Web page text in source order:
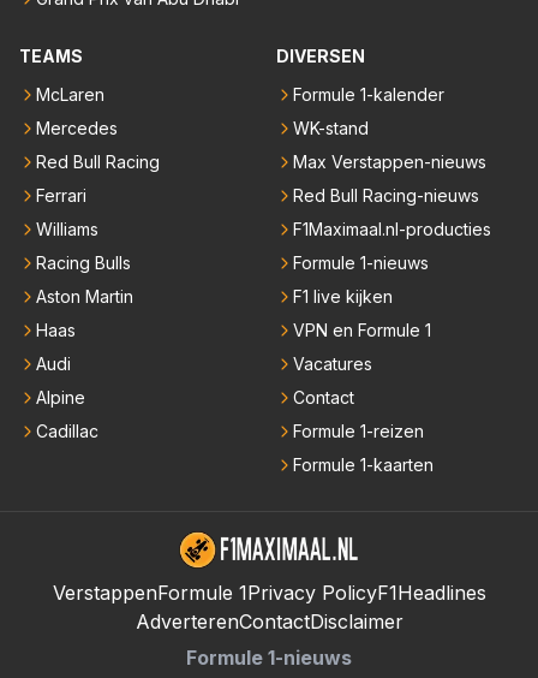
TEAMS
McLaren
Mercedes
Red Bull Racing
Ferrari
Williams
Racing Bulls
Aston Martin
Haas
Audi
Alpine
Cadillac
DIVERSEN
Formule 1-kalender
WK-stand
Max Verstappen-nieuws
Red Bull Racing-nieuws
F1Maximaal.nl-producties
Formule 1-nieuws
F1 live kijken
VPN en Formule 1
Vacatures
Contact
Formule 1-reizen
Formule 1-kaarten
VerstappenFormule 1Privacy PolicyF1Headlines
AdverterenContactDisclaimer
Formule 1-nieuws